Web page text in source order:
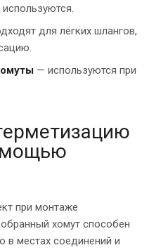
для лёгких шлангов,
— используются при
при монтаже
хомут способен
в местах соединений и